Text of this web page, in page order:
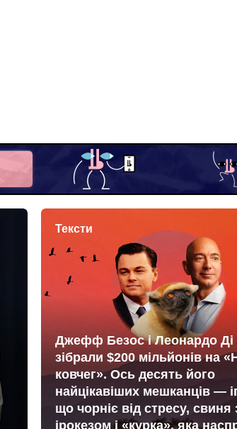
Тексти
Джефф Безос і Леонардо Ді
зібрали $200 мільйонів на
ковчег». Ось десять його
найцікавіших мешканців —
що чорніє від стресу, свиня
ірокезом і «курка», яка